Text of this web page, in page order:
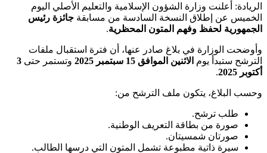
الريادة: أعلنت وزارة الشؤون الإسلامية والتعليم الأصلي اليوم
الخميس عن إطلاق النسخة السادسة من مسابقة جائزة رئيس
الجمهورية لحفظ وفهم المتون المحظرية.
وأوضحت الوزارة في بلاغ صادر عنها، أن فترة استقبال ملفات
الترشح ستبدأ يوم الاثنين الموافق 15 سبتمبر 2025 وتستمر حتى 3
أكتوبر 2025
.
وحسب البلاغ، يتكون ملف الترشح من:
طلب ترشح.
صورة من بطاقة التعريف الوطنية.
صورتان شمسيتان.
سيرة ذاتية مطبوعة تشمل المتون التي درسها الطالب.